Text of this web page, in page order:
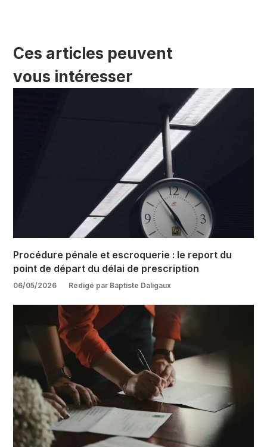
Ces articles peuvent
vous intéresser
Procédure pénale et escroquerie : le report du
point de départ du délai de prescription
06/05/2026 Rédigé par Baptiste Daligaux